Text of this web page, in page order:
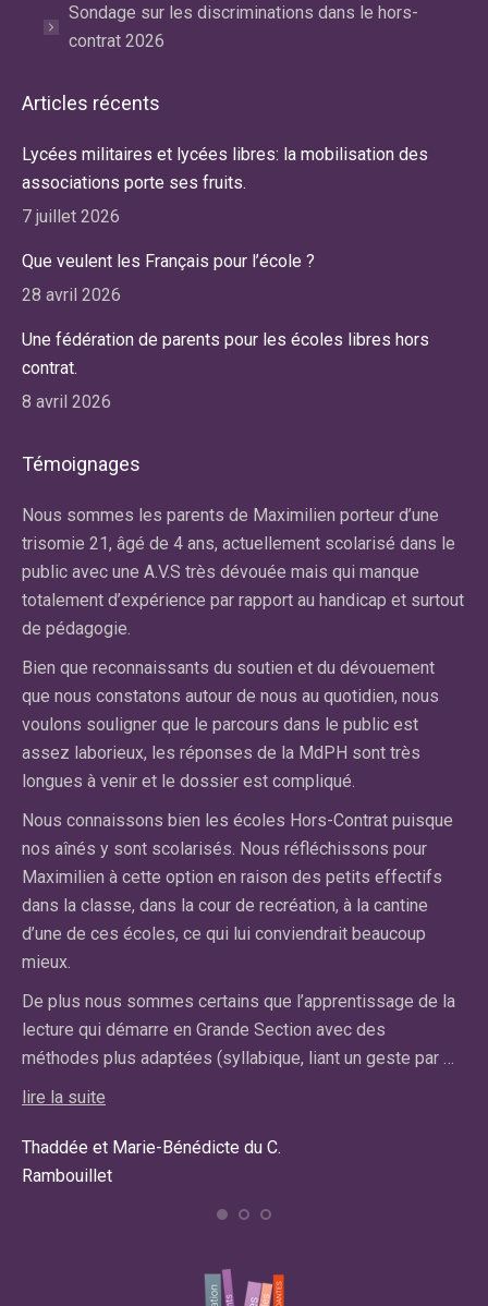
Sondage sur les discriminations dans le hors-
contrat 2026
Articles récents
Lycées militaires et lycées libres: la mobilisation des
associations porte ses fruits.
7 juillet 2026
Que veulent les Français pour l’école ?
28 avril 2026
Une fédération de parents pour les écoles libres hors
contrat.
8 avril 2026
Témoignages
Nous sommes les parents de Maximilien porteur d’une
trisomie 21, âgé de 4 ans, actuellement scolarisé dans le
public avec une A.V.S très dévouée mais qui manque
totalement d’expérience par rapport au handicap et surtout
de pédagogie.
Bien que reconnaissants du soutien et du dévouement
que nous constatons autour de nous au quotidien, nous
voulons souligner que le parcours dans le public est
assez laborieux, les réponses de la MdPH sont très
longues à venir et le dossier est compliqué.
Nous connaissons bien les écoles Hors-Contrat puisque
nos aînés y sont scolarisés. Nous réfléchissons pour
Maximilien à cette option en raison des petits effectifs
dans la classe, dans la cour de recréation, à la cantine
d’une de ces écoles, ce qui lui conviendrait beaucoup
mieux.
De plus nous sommes certains que l’apprentissage de la
lecture qui démarre en Grande Section avec des
méthodes plus adaptées (syllabique, liant un geste par …
lire la suite
Thaddée et Marie-Bénédicte du C.
Rambouillet